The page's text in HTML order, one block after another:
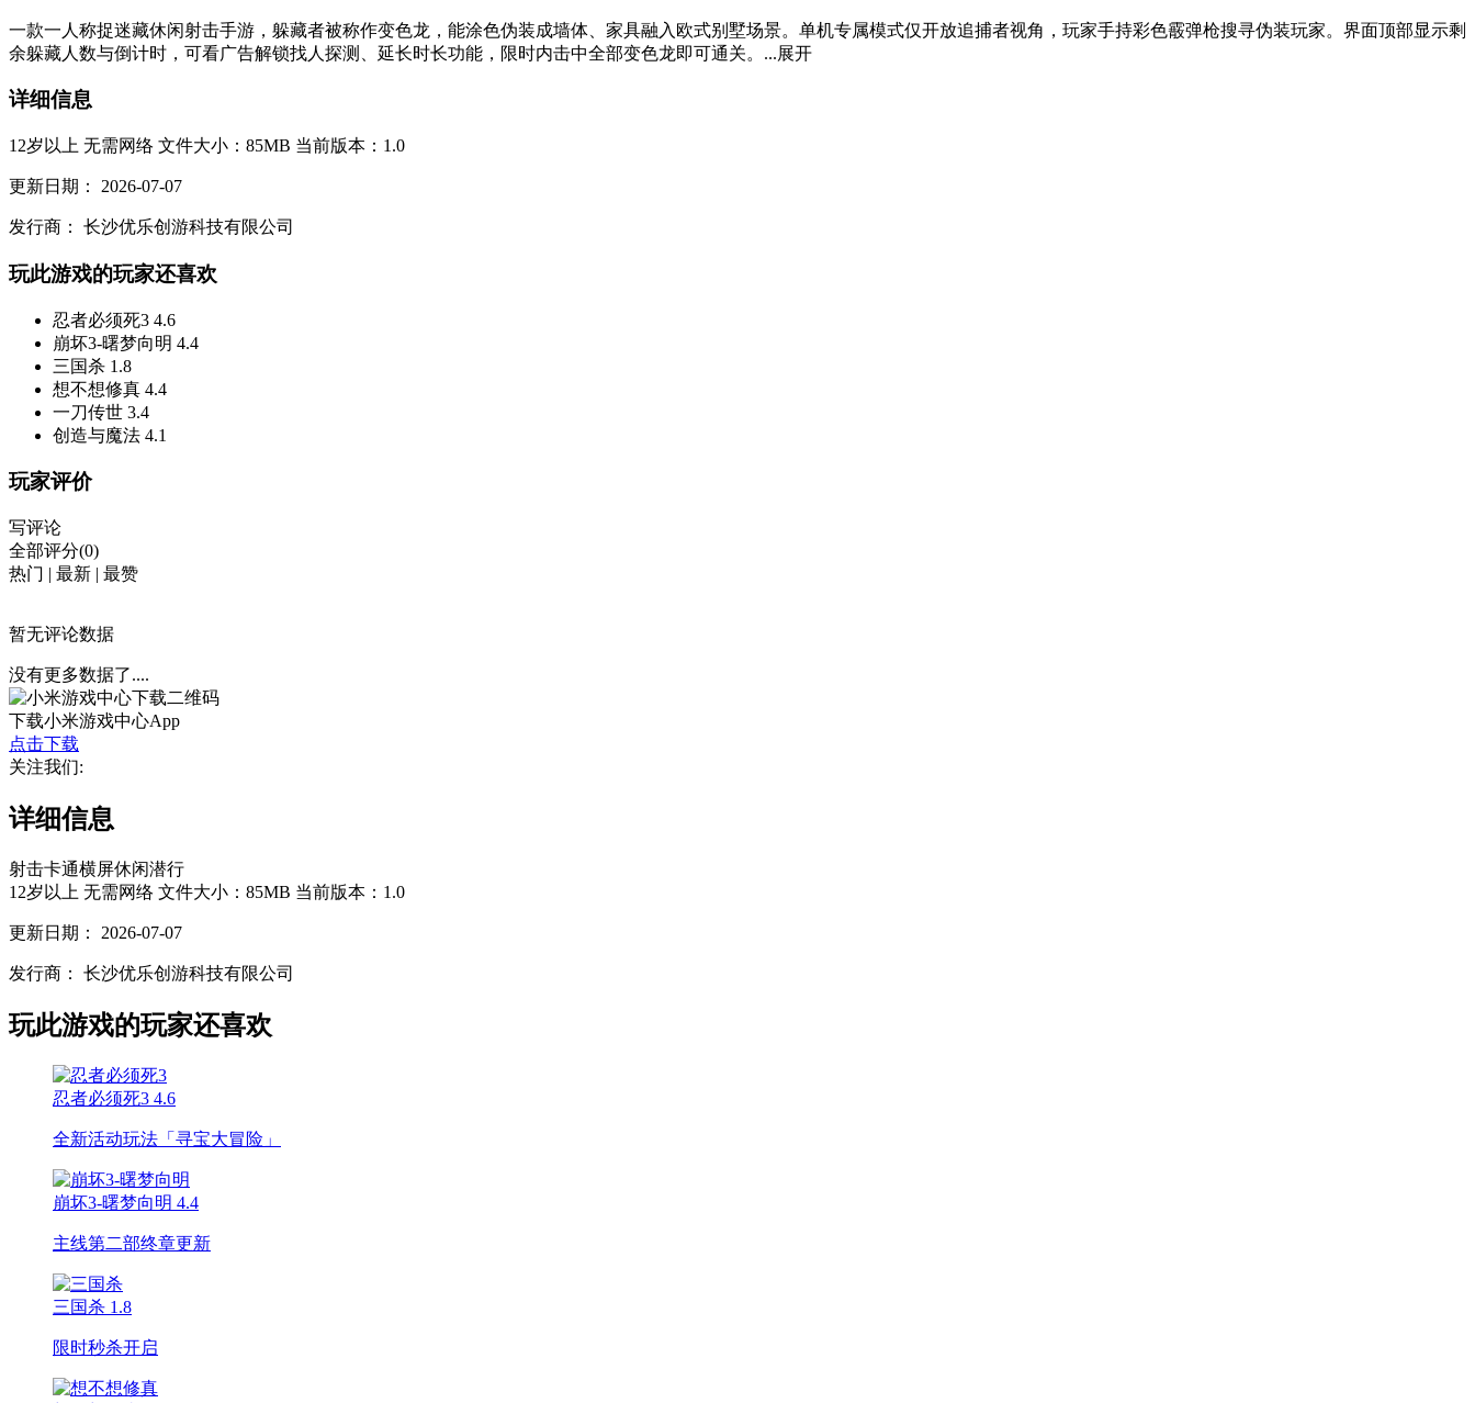
一款一人称捉迷藏休闲射击手游，躲藏者被称作变色龙，能涂色伪装成墙体、家具融入欧式别墅场景。单机专属模式仅开放追捕者视角，玩家手持彩色霰弹枪搜寻伪装玩家。界面顶部显示剩
余躲藏人数与倒计时，可看广告解锁找人探测、延长时长功能，限时内击中全部变色龙即可通关。...展开
详细信息
12岁以上 无需网络 文件大小：85MB 当前版本：1.0
更新日期： 2026-07-07
发行商： 长沙优乐创游科技有限公司
玩此游戏的玩家还喜欢
忍者必须死3 4.6
崩坏3-曙梦向明 4.4
三国杀 1.8
想不想修真 4.4
一刀传世 3.4
创造与魔法 4.1
玩家评价
写评论
全部评分(0)
热门 | 最新 | 最赞
暂无评论数据
没有更多数据了....
下载小米游戏中心App
点击下载
关注我们:
详细信息
射击卡通横屏休闲潜行
12岁以上 无需网络 文件大小：85MB 当前版本：1.0
更新日期： 2026-07-07
发行商： 长沙优乐创游科技有限公司
玩此游戏的玩家还喜欢
忍者必须死3 4.6
全新活动玩法「寻宝大冒险」
崩坏3-曙梦向明 4.4
主线第二部终章更新
三国杀 1.8
限时秒杀开启